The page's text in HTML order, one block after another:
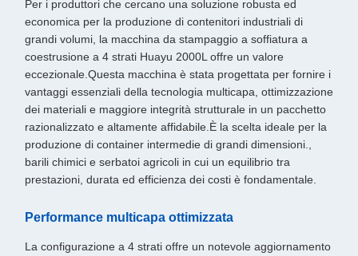
Per i produttori che cercano una soluzione robusta ed
economica per la produzione di contenitori industriali di
grandi volumi, la macchina da stampaggio a soffiatura a
coestrusione a 4 strati Huayu 2000L offre un valore
eccezionale.Questa macchina è stata progettata per fornire i
vantaggi essenziali della tecnologia multicapa, ottimizzazione
dei materiali e maggiore integrità strutturale in un pacchetto
razionalizzato e altamente affidabile.È la scelta ideale per la
produzione di container intermedie di grandi dimensioni.,
barili chimici e serbatoi agricoli in cui un equilibrio tra
prestazioni, durata ed efficienza dei costi è fondamentale.
Performance multicapa ottimizzata
La configurazione a 4 strati offre un notevole aggiornamento